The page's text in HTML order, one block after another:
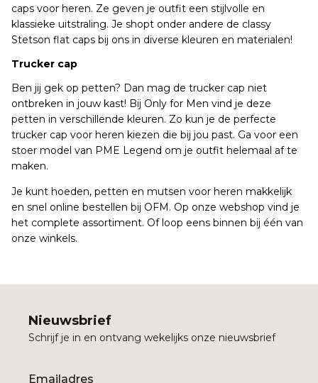
caps voor heren. Ze geven je outfit een stijlvolle en
klassieke uitstraling. Je shopt onder andere de classy
Stetson flat caps bij ons in diverse kleuren en materialen!
Trucker cap
Ben jij gek op petten? Dan mag de trucker cap niet
ontbreken in jouw kast! Bij Only for Men vind je deze
petten in verschillende kleuren. Zo kun je de perfecte
trucker cap voor heren kiezen die bij jou past. Ga voor een
stoer model van PME Legend om je outfit helemaal af te
maken.
Je kunt hoeden, petten en mutsen voor heren makkelijk
en snel online bestellen bij OFM. Op onze webshop vind je
het complete assortiment. Of loop eens binnen bij één van
onze winkels.
Nieuwsbrief
Schrijf je in en ontvang wekelijks onze nieuwsbrief
Email